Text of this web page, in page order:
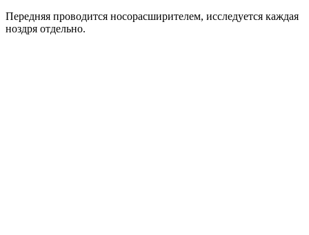
Передняя проводится носорасширителем, исследуется каждая
ноздря отдельно.